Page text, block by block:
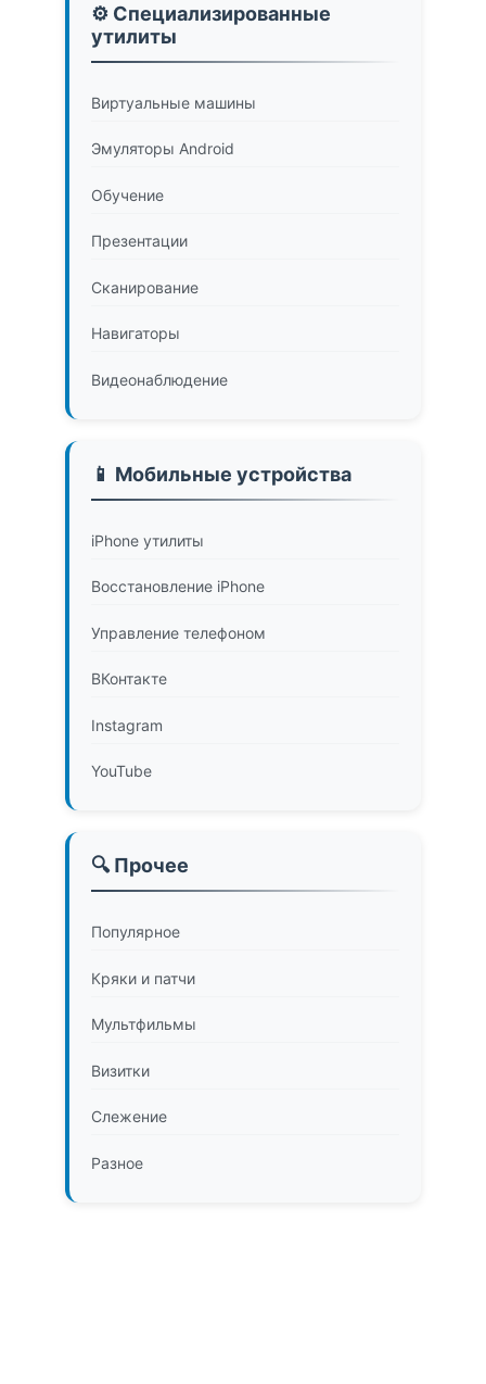
⚙️ Специализированные
утилиты
Виртуальные машины
Эмуляторы Android
Обучение
Презентации
Сканирование
Навигаторы
Видеонаблюдение
📱 Мобильные устройства
iPhone утилиты
Восстановление iPhone
Управление телефоном
ВКонтакте
Instagram
YouTube
🔍 Прочее
Популярное
Кряки и патчи
Мультфильмы
Визитки
Слежение
Разное